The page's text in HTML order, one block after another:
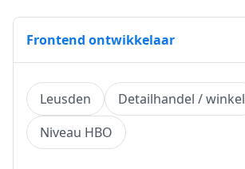
Frontend ontwikkelaar
Leusden Detailhandel / winkel
Niveau HBO